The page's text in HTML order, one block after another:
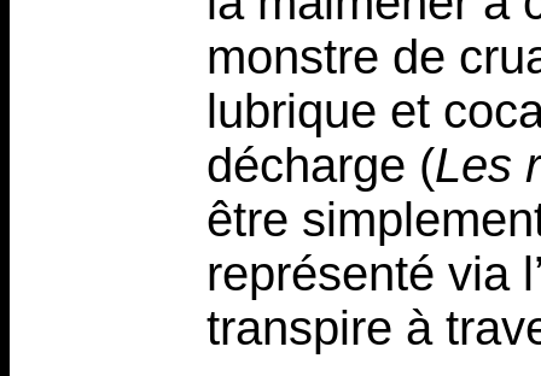
monstre de
lubrique et
décharge (Les
être
représenté via
transpire à